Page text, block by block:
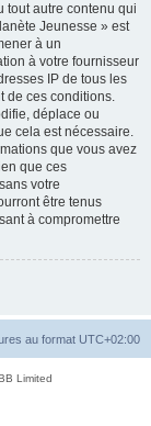
tout autre contenu qui
Jeunesse » est
à un
à votre fournisseur
IP de tous les
de ces conditions.
déplace ou
cela est nécessaire.
que vous avez
que ces
votre
être tenus
à compromettre
au format UTC+02:00
Limited